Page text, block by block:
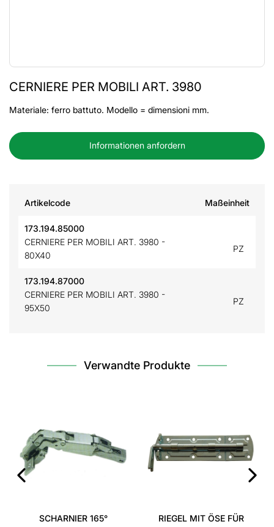
CERNIERE PER MOBILI ART. 3980
Materiale: ferro battuto. Modello = dimensioni mm.
Informationen anfordern
Artikelcode Maßeinheit
173.194.85000
CERNIERE PER MOBILI ART. 3980 -
80X40
PZ
173.194.87000
CERNIERE PER MOBILI ART. 3980 -
95X50
PZ
Verwandte Produkte
SCHARNIER 165°
RIEGEL MIT ÖSE FÜR